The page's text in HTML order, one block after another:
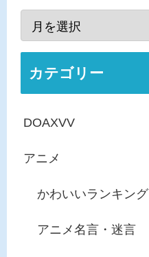
カテゴリー
DOAXVV
アニメ
かわいいランキング
アニメ名言・迷言